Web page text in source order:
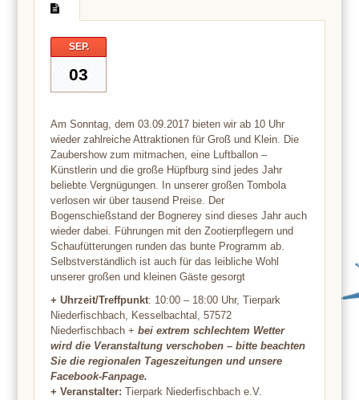
SEP.
03
Am Sonntag, dem 03.09.2017 bieten wir ab 10 Uhr
wieder zahlreiche Attraktionen für Groß und Klein. Die
Zaubershow zum mitmachen, eine Luftballon –
Künstlerin und die große Hüpfburg sind jedes Jahr
beliebte Vergnügungen. In unserer großen Tombola
verlosen wir über tausend Preise. Der
Bogenschießstand der Bognerey sind dieses Jahr auch
wieder dabei. Führungen mit den Zootierpflegern und
Schaufütterungen runden das bunte Programm ab.
Selbstverständlich ist auch für das leibliche Wohl
unserer großen und kleinen Gäste gesorgt
+ Uhrzeit/Treffpunkt: 10:00 – 18:00 Uhr, Tierpark
Niederfischbach, Kesselbachtal, 57572
Niederfischbach +bei extrem schlechtem Wetter
wird die Veranstaltung verschoben – bitte beachten
Sie die regionalen Tageszeitungen und unsere
Facebook-Fanpage.
+ Veranstalter:Tierpark Niederfischbach e.V.